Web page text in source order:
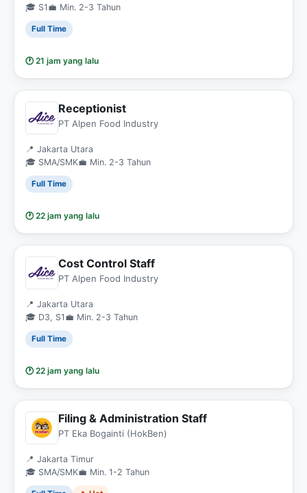
🎓 S1 💼 Min. 2-3 Tahun
Full Time
🕐 21 jam yang lalu
Receptionist
PT Alpen Food Industry
📍 Jakarta Utara
🎓 SMA/SMK💼 Min. 2-3 Tahun
Full Time
🕐 22 jam yang lalu
Cost Control Staff
PT Alpen Food Industry
📍 Jakarta Utara
🎓 D3, S1 💼 Min. 2-3 Tahun
Full Time
🕐 22 jam yang lalu
Filing & Administration Staff
PT Eka Bogainti (HokBen)
📍 Jakarta Timur
🎓 SMA/SMK💼 Min. 1-2 Tahun